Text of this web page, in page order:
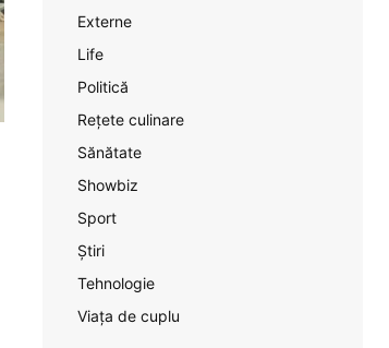
Externe
Life
Politică
Rețete culinare
Sănătate
Showbiz
Sport
Știri
Tehnologie
Viața de cuplu